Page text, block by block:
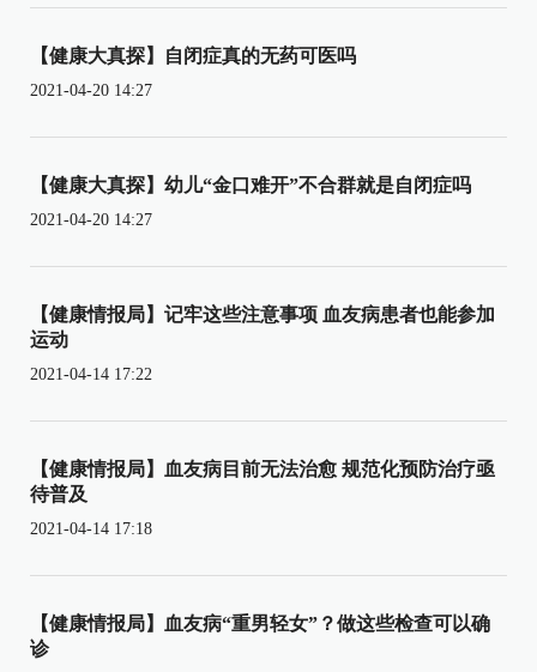
【健康大真探】自闭症真的无药可医吗
2021-04-20 14:27
【健康大真探】幼儿“金口难开”不合群就是自闭症吗
2021-04-20 14:27
【健康情报局】记牢这些注意事项 血友病患者也能参加
运动
2021-04-14 17:22
【健康情报局】血友病目前无法治愈 规范化预防治疗亟
待普及
2021-04-14 17:18
【健康情报局】血友病“重男轻女”？做这些检查可以确
诊